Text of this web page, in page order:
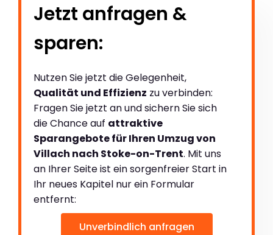
Jetzt anfragen &
sparen:
Nutzen Sie jetzt die Gelegenheit,
Qualität und Effizienz zu verbinden:
Fragen Sie jetzt an und sichern Sie sich
die Chance auf attraktive
Sparangebote für Ihren Umzug von
Villach nach Stoke-on-Trent. Mit uns
an Ihrer Seite ist ein sorgenfreier Start in
Ihr neues Kapitel nur ein Formular
entfernt:
Unverbindlich anfragen